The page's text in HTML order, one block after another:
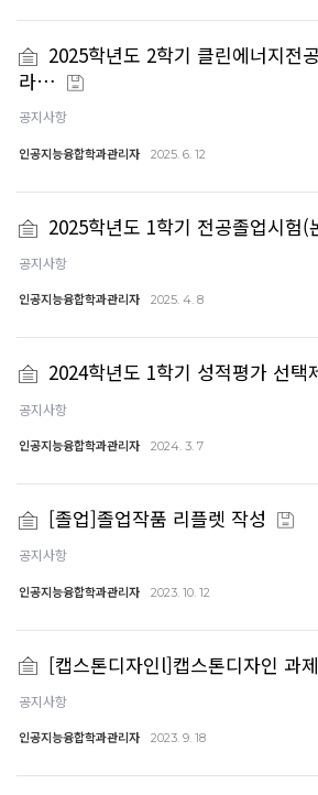
2025학년도 2학기 클린에너지전
라…
공지사항
인공지능융합학과관리자 2025. 6. 12
2025학년도 1학기 전공졸업시험(
공지사항
인공지능융합학과관리자 2025. 4. 8
2024학년도 1학기 성적평가 선택
공지사항
인공지능융합학과관리자 2024. 3. 7
[졸업]졸업작품 리플렛 작성
공지사항
인공지능융합학과관리자 2023. 10. 12
[캡스톤디자인l]캡스톤디자인 과
공지사항
인공지능융합학과관리자 2023. 9. 18